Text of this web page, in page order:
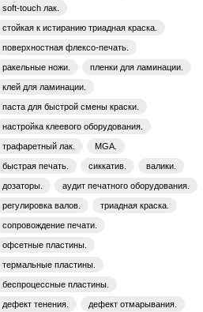
soft-touch лак.
стойкая к истиранию триадная краска.
поверхностная флексо-печать.
ракельные ножи. пленки для ламинации.
клей для ламинации.
паста для быстрой смены краски.
настройка клеевого оборудования.
трафаретный лак. MGA.
быстрая печать. сиккатив. валики.
дозаторы. аудит печатного оборудования.
регулировка валов. триадная краска.
сопровождение печати.
офсетные пластины.
термальные пластины.
беспроцессные пластины.
дефект тенения. дефект отмарывания.